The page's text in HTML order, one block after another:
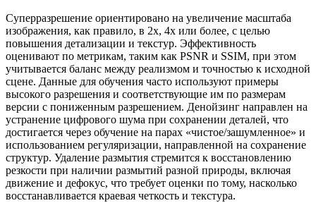
Суперразрешение ориентировано на увеличение масштаба
изображения, как правило, в 2x, 4x или более, с целью
повышения детализации и текстур. Эффективность
оценивают по метрикам, таким как PSNR и SSIM, при этом
учитывается баланс между реализмом и точностью к исходной
сцене. Данные для обучения часто используют примеры
высокого разрешения и соответствующие им по размерам
версии с пониженным разрешением. Денойзинг направлен на
устранение цифрового шума при сохранении деталей, что
достигается через обучение на парах «чистое/зашумленное» и
использованием регуляризации, направленной на сохранение
структур. Удаление размытия стремится к восстановлению
резкости при наличии размытий разной природы, включая
движение и дефокус, что требует оценки по тому, насколько
восстанавливается краевая четкость и текстура.